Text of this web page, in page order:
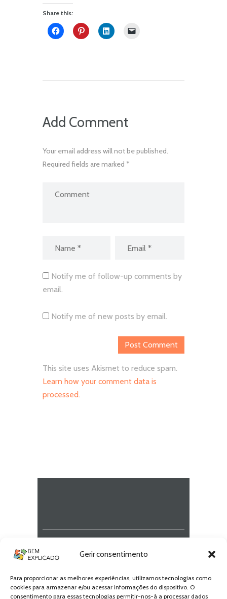
Gerir consentimento
Para proporcionar as melhores experiências, utilizamos tecnologias como
cookies para armazenar e/ou acessar informações do dispositivo. O
consentimento para essas tecnologias permitir-nos-à a processar dados
Share this:
Add Comment
Your email address will not be published.
Required fields are marked *
Notify me of follow-up comments by
email.
Notify me of new posts by email.
This site uses Akismet to reduce spam.
Learn how your comment data is
processed.
Explicado
Fica a par de todas as novidades! Zero
Spam, apenas novidades e novos